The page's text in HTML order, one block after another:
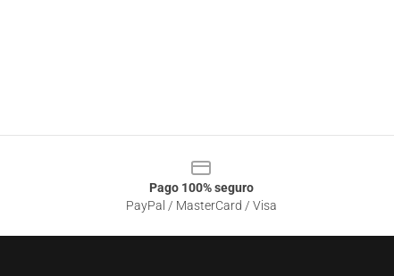
Pago 100% seguro
PayPal / MasterCard / Visa